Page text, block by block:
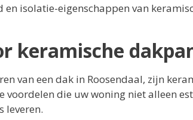
isolatie-eigenschappen van
keramische
van een dak in Roosendaal, zijn
voordelen die uw woning niet alleen
leveren.